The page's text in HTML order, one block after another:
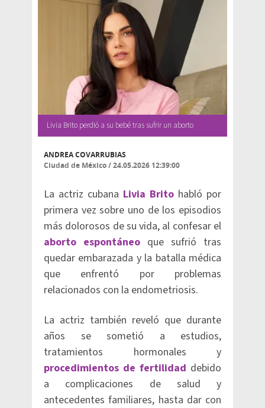
Livia Brito perdió a su bebé tras sufrir un aborto
ANDREA COVARRUBIAS
Ciudad de México/24.05.2026 12:39:00
La actriz cubana Livia Brito habló por
primera vez sobre uno de los episodios
más dolorosos de su vida, al confesar el
aborto espontáneo que sufrió tras
quedar embarazada y la batalla médica
que enfrentó por problemas
relacionados con la endometriosis.
La actriz también reveló que durante
años se sometió a estudios,
tratamientos hormonales y
procedimientos de fertilidad debido
a complicaciones de salud y
antecedentes familiares, hasta dar con